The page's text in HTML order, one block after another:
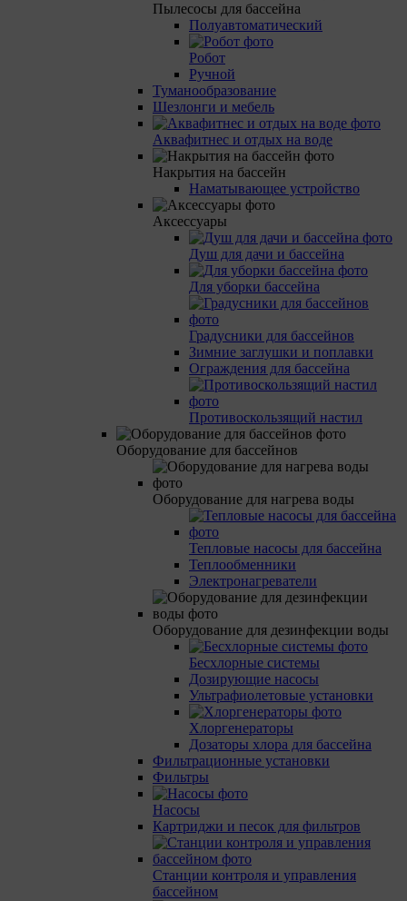
Пылесосы для бассейна
Полуавтоматический
Робот
Ручной
Туманообразование
Шезлонги и мебель
Аквафитнес и отдых на воде
Накрытия на бассейн
Наматывающее устройство
Аксессуары
Душ для дачи и бассейна
Для уборки бассейна
Градусники для бассейнов
Зимние заглушки и поплавки
Ограждения для бассейна
Противоскользящий настил
Оборудование для бассейнов
Оборудование для нагрева воды
Тепловые насосы для бассейна
Теплообменники
Электронагреватели
Оборудование для дезинфекции воды
Бесхлорные системы
Дозирующие насосы
Ультрафиолетовые установки
Хлоргенераторы
Дозаторы хлора для бассейна
Фильтрационные установки
Фильтры
Насосы
Картриджи и песок для фильтров
Станции контроля и управления
бассейном